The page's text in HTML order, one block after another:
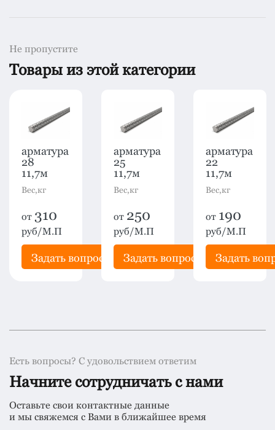
Не пропустите
Товары из этой категории
арматура
28
11,7м
Вес,кг
от 310
руб/М.П
Задать вопрос
арматура
25
11,7м
Вес,кг
от 250
руб/М.П
Задать вопрос
арматура
22
11,7м
Вес,кг
от 190
руб/М.П
Задать
Есть вопросы? С удовольствием ответим
Начните сотрудничать с нами
Оставьте свои контактные данные
и мы свяжемся с Вами в ближайшее время